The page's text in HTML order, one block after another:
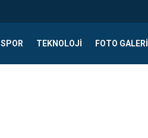
SPOR TEKNOLOJI FOTO GALERI